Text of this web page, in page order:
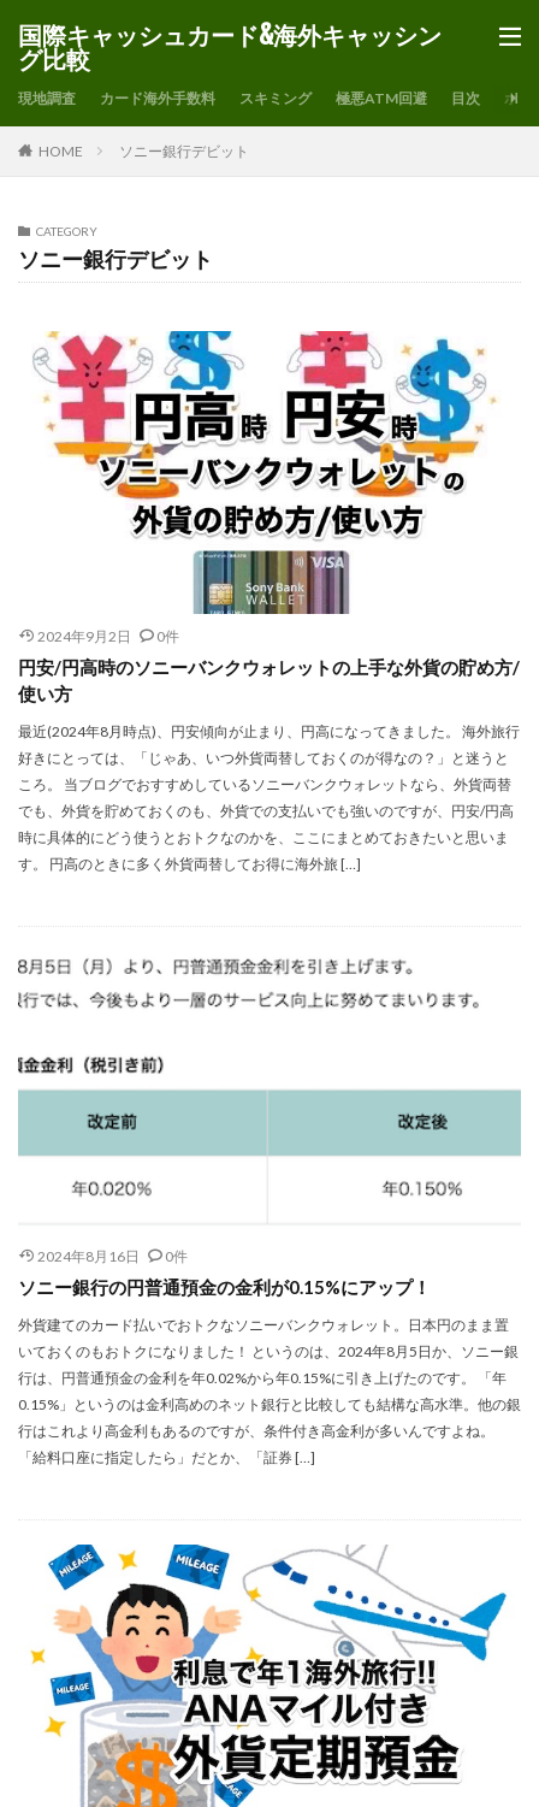
国際キャッシュカード&海外キャッシン
グ比較
現地調査 カード海外手数料 スキミング 極悪ATM回避 目次 ホー
HOME ソニー銀行デビット
CATEGORY
ソニー銀行デビット
2024年9月2日 0件
円安/円高時のソニーバンクウォレットの上手な外貨の貯め方/
使い方
最近(2024年8月時点)、円安傾向が止まり、円高になってきました。 海外旅行
好きにとっては、「じゃあ、いつ外貨両替しておくのが得なの？」と迷うと
ころ。 当ブログでおすすめしているソニーバンクウォレットなら、外貨両替
でも、外貨を貯めておくのも、外貨での支払いでも強いのですが、円安/円高
時に具体的にどう使うとおトクなのかを、ここにまとめておきたいと思いま
す。 円高のときに多く外貨両替してお得に海外旅 […]
2024年8月16日 0件
ソニー銀行の円普通預金の金利が0.15%にアップ！
外貨建てのカード払いでおトクなソニーバンクウォレット。日本円のまま置
いておくのもおトクになりました！ というのは、2024年8月5日か、ソニー銀
行は、円普通預金の金利を年0.02%から年0.15%に引き上げたのです。 「年
0.15%」というのは金利高めのネット銀行と比較しても結構な高水準。他の銀
行はこれより高金利もあるのですが、条件付き高金利が多いんですよね。
「給料口座に指定したら」だとか、「証券 […]